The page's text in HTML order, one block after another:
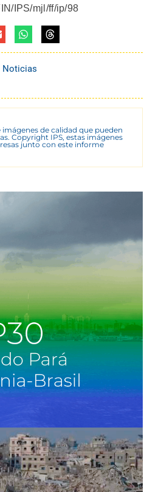
IPS/mjl/ff/ip/98
Noticias
de calidad que pueden
Copyright IPS, estas imágenes
junto con este informe